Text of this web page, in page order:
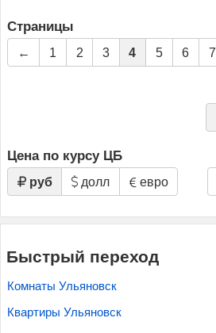
Страницы
← 1 2 3 4 5 6 7
Цена по курсу ЦБ
руб долл евро
Быстрый переход
Комнаты Ульяновск
Квартиры Ульяновск